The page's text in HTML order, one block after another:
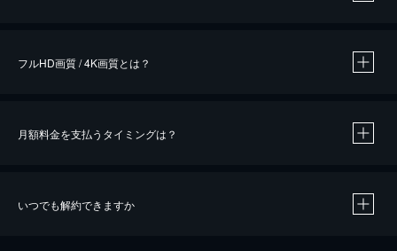
※40％ポイント還元の対象は、クレジットカード決済による作品の購入 / レンタルです。
フルHD画質 / 4K画質とは？
月額料金を支払うタイミングは？
いつでも解約できますか